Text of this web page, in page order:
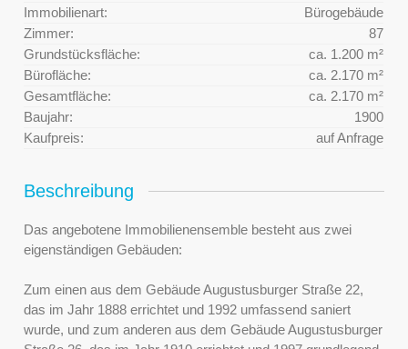
Immobilienart:
Bürogebäude
Zimmer:
87
Grundstücksfläche:
ca. 1.200 m²
Bürofläche:
ca. 2.170 m²
Gesamtfläche:
ca. 2.170 m²
Baujahr:
1900
Kaufpreis:
auf Anfrage
Beschreibung
Das angebotene Immobilienensemble besteht aus zwei
eigenständigen Gebäuden:
Zum einen aus dem Gebäude Augustusburger Straße 22,
das im Jahr 1888 errichtet und 1992 umfassend saniert
wurde, und zum anderen aus dem Gebäude Augustusburger